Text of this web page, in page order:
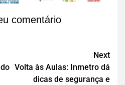
comentário
Next
Volta às Aulas: Inmetro dá
dicas de segurança e